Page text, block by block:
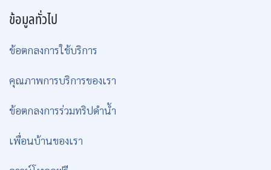
ข้อมูลทั่วไป
ข้อตกลงการใช้บริการ
คุณภาพการบริการของเรา
ข้อตกลงการร่วมทริปดำน้ำ
เพื่อนบ้านของเรา